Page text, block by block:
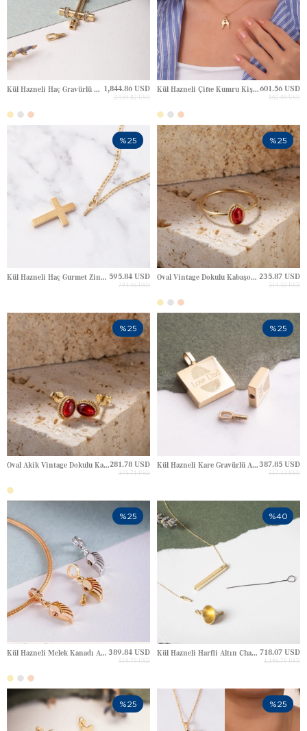
Kül Hazneli Haç Gravürlü Altın Kolye 1,844.86 USD
2,459.82 USD
Kül Hazneli Çifte Kumru Kişiye Özel Altın Charm601.56 USD
802.08 USD
Kül Hazneli Haç Gurmet Zincir Altın Kolye 595.84 USD
794.46 USD
%25
Oval Vintage Dokulu Kabaşon Altın Yüzük 235.87 USD
314.50 USD
%25
Oval Akik Vintage Dokulu Kabaşon Çivili Altın Küpe281.78 USD
375.71 USD
%25
Kül Hazneli Kare Gravürlü Ataş Zincir Altın Kolye387.85 USD
517.13 USD
%25
Kül Hazneli Melek Kanadı Anahtar Haç Harf Pati Harfli Sallantılı Altın Charm 389.84 USD
519.79 USD
%25
Kül Hazneli Harfli Altın Charm 718.07 USD
1,196.79 USD
%40
%25 %25